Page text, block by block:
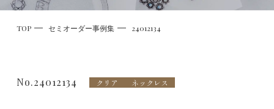
TOP セミオーダー事例集 24012134
No.24012134 クリア ネックレス